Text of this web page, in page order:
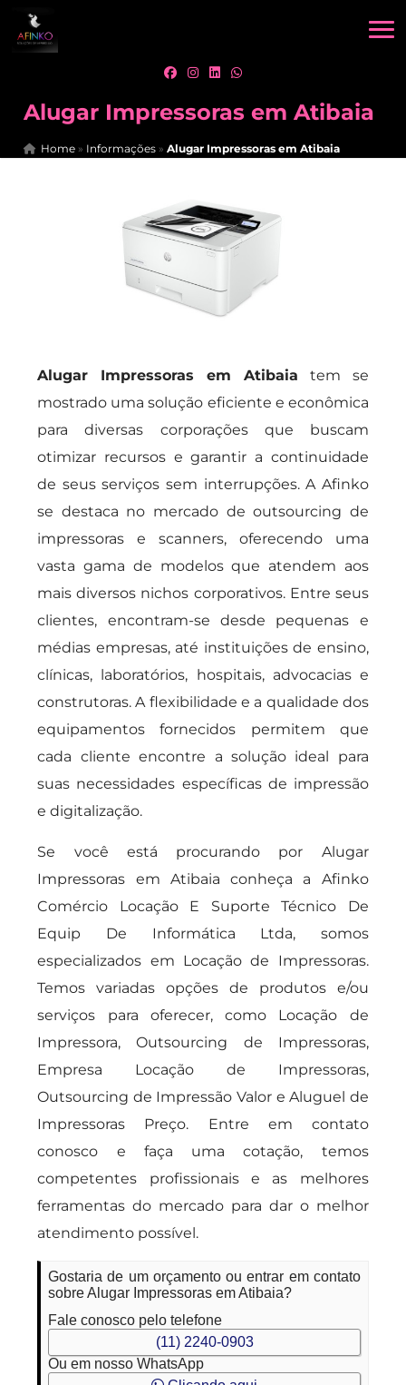
Alugar Impressoras em Atibaia
Home » Informações »Alugar Impressoras em Atibaia
Alugar Impressoras em Atibaia tem se
mostrado uma solução eficiente e econômica
para diversas corporações que buscam
otimizar recursos e garantir a continuidade
de seus serviços sem interrupções. A Afinko
se destaca no mercado de outsourcing de
impressoras e scanners, oferecendo uma
vasta gama de modelos que atendem aos
mais diversos nichos corporativos. Entre seus
clientes, encontram-se desde pequenas e
médias empresas, até instituições de ensino,
clínicas, laboratórios, hospitais, advocacias e
construtoras. A flexibilidade e a qualidade dos
equipamentos fornecidos permitem que
cada cliente encontre a solução ideal para
suas necessidades específicas de impressão
e digitalização.
Se você está procurando por Alugar
Impressoras em Atibaia conheça a Afinko
Comércio Locação E Suporte Técnico De
Equip De Informática Ltda, somos
especializados em Locação de Impressoras.
Temos variadas opções de produtos e/ou
serviços para oferecer, como Locação de
Impressora, Outsourcing de Impressoras,
Empresa Locação de Impressoras,
Outsourcing de Impressão Valor e Aluguel de
Impressoras Preço. Entre em contato
conosco e faça uma cotação, temos
competentes profissionais e as melhores
ferramentas do mercado para dar o melhor
atendimento possível.
Gostaria de um orçamento ou entrar em contato
sobre Alugar Impressoras em Atibaia?
Fale conosco pelo telefone
(11) 2240-0903
Ou em nosso WhatsApp